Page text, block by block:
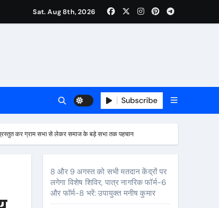
व नौकरी की मांग*
Sat. Aug 8th, 2026
Subscribe
प्रस्तुत कर ग्राम सभा से लेकर समाज के बड़े सभा तक पहचान
8 और 9 अगस्त को सभी मतदान केंद्रों पर
लगेगा विशेष शिविर, पात्र नागरिक फॉर्म-6
और फॉर्म-8 भरें: उपायुक्त मनीष कुमार